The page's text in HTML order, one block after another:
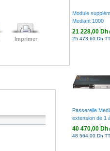
Imprimer
Module
Mediant 1000
21 228,00 Dh
25 473,60 Dh
Passerelle
extension de 1
40 470,00 Dh
48 564,00 Dh